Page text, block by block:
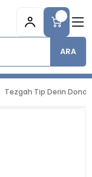
ARA
Tezgah Tip Derin